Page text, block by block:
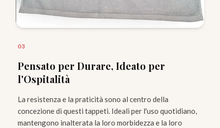
03
Pensato per Durare, Ideato per
l'Ospitalità
La resistenza e la praticità sono al centro della
concezione di questi tappeti. Ideali per l'uso quotidiano,
mantengono inalterata la loro morbidezza e la loro